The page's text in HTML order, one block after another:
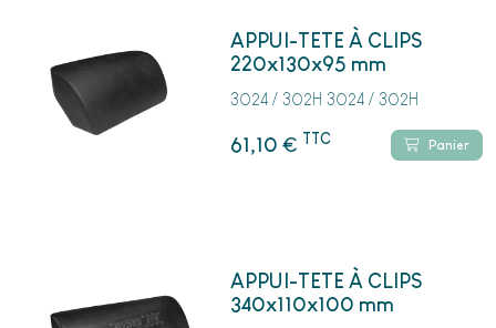
APPUI-TETE À CLIPS
220x130x95 mm
3024 / 302H 3024 / 302H
61,10€ TTC Panier
APPUI-TETE À CLIPS
340x110x100 mm